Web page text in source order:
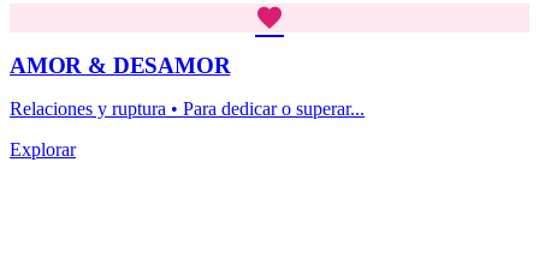
favorite
AMOR & DESAMOR
Relaciones y ruptura • Para dedicar o superar...
Explorar